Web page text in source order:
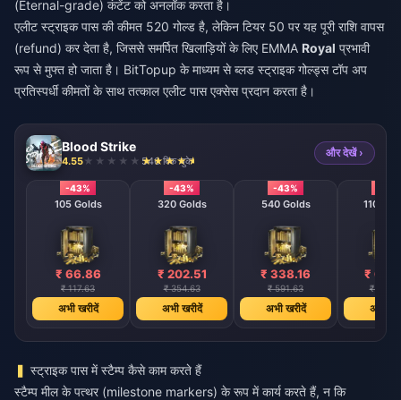
(Eternal-grade) कंटेंट को अनलॉक करता है।
एलीट स्ट्राइक पास की कीमत 520 गोल्ड है, लेकिन टियर 50 पर यह पूरी राशि वापस
(refund) कर देता है, जिससे समर्पित खिलाड़ियों के लिए EMMA Royal प्रभावी
रूप से मुफ्त हो जाता है। BitTopup के माध्यम सेब्लड स्ट्राइक गोल्ड्स टॉप अप
प्रतिस्पर्धी कीमतों के साथ तत्काल एलीट पास एक्सेस प्रदान करता है।
Blood Strike
4.55 546 बिक चुके
और देखें ›
-43%
105 Golds
₹ 66.86
₹ 117.63
अभी खरीदें
-43%
320 Golds
₹ 202.51
₹ 354.63
अभी खरीदें
-43%
540 Golds
₹ 338.16
₹ 591.63
अभी खरीदें
1100
₹
₹
अभी
स्ट्राइक पास में स्टैम्प कैसे काम करते हैं
स्टैम्प मील के पत्थर (milestone markers) के रूप में कार्य करते हैं, न कि